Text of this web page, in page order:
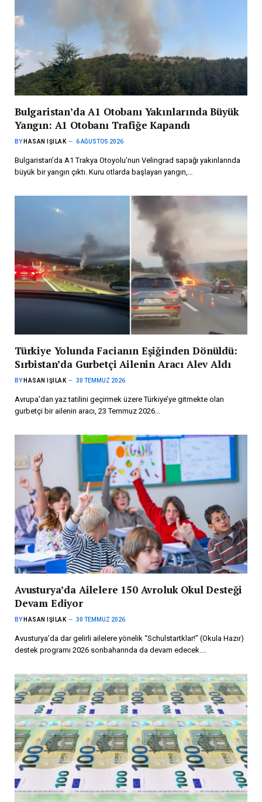
Bulgaristan’da A1 Otobanı Yakınlarında Büyük
Yangın: A1 Otobanı Trafiğe Kapandı
BY HASAN IŞILAK 6 AĞUSTOS 2026
Bulgaristan’da A1 Trakya Otoyolu’nun Velingrad sapağı yakınlarında
büyük bir yangın çıktı. Kuru otlarda başlayan yangın,…
Türkiye Yolunda Facianın Eşiğinden Dönüldü:
Sırbistan’da Gurbetçi Ailenin Aracı Alev Aldı
BY HASAN IŞILAK 30 TEMMUZ 2026
Avrupa’dan yaz tatilini geçirmek üzere Türkiye’ye gitmekte olan
gurbetçi bir ailenin aracı, 23 Temmuz 2026…
Avusturya’da Ailelere 150 Avroluk Okul Desteği
Devam Ediyor
BY HASAN IŞILAK 30 TEMMUZ 2026
Avusturya’da dar gelirli ailelere yönelik “Schulstartklar!” (Okula Hazır)
destek programı 2026 sonbaharında da devam edecek.…